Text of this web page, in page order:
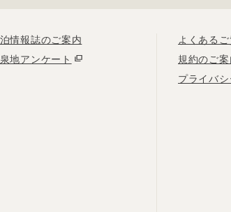
情報誌のご案内
地アンケート
よくあるご
規約のご案
プライバ